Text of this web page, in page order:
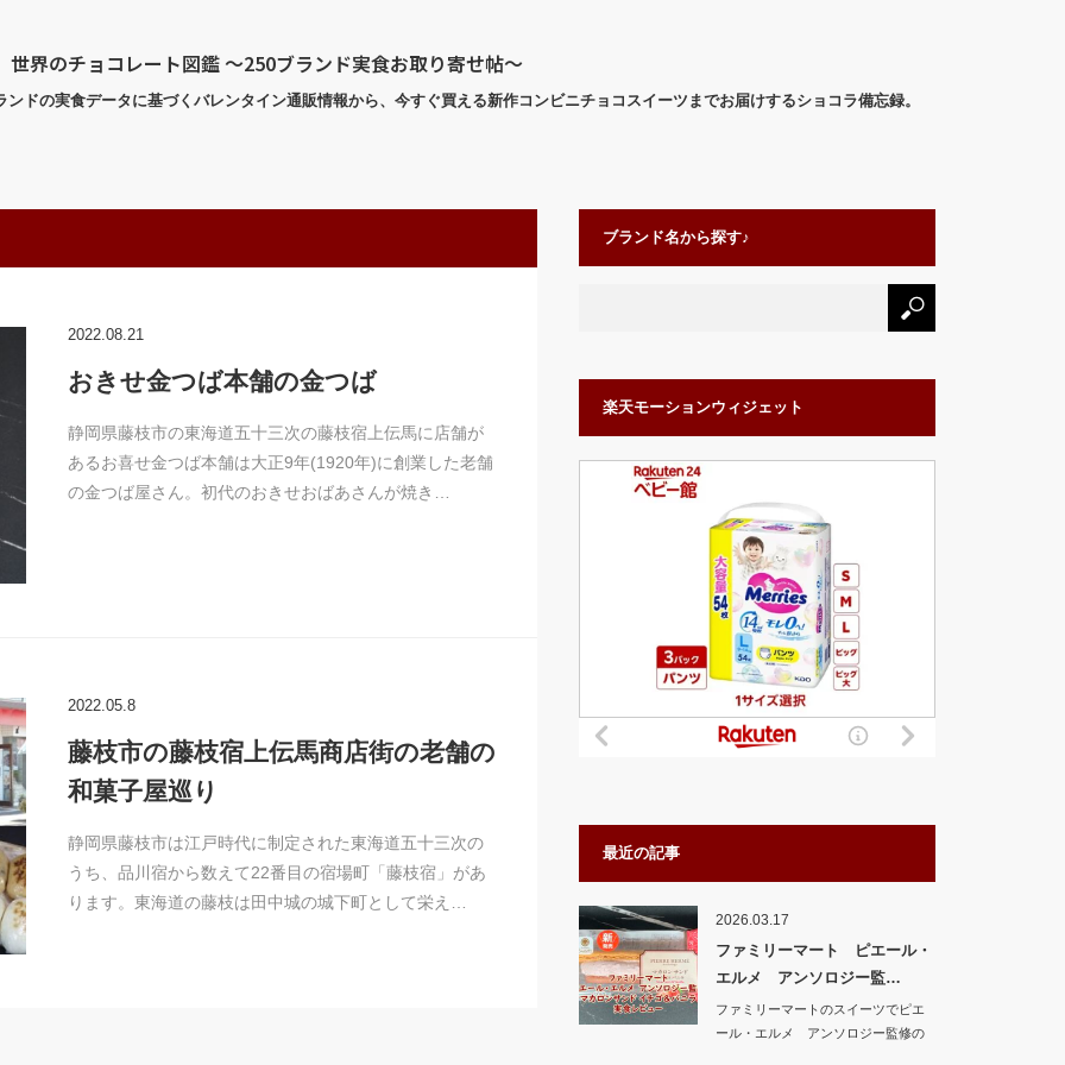
世界のチョコレート図鑑 〜250ブランド実食お取り寄せ帖〜
ドの実食データに基づくバレンタイン通販情報から、今すぐ買える新作コンビニチョコスイーツまでお届けするショコラ備忘録。
2022.08.21
おきせ金つば本舗の金つば
静岡県藤枝市の東海道五十三次の藤枝宿上伝馬に店舗が
あるお喜せ金つば本舗は大正9年(1920年)に創業した老舗
の金つば屋さん。初代のおきせおばあさんが焼き…
2022.05.8
藤枝市の藤枝宿上伝馬商店街の老舗の
和菓子屋巡り
静岡県藤枝市は江戸時代に制定された東海道五十三次の
うち、品川宿から数えて22番目の宿場町「藤枝宿」があ
ります。東海道の藤枝は田中城の城下町として栄え…
ブランド名から探す♪
楽天モーションウィジェット
最近の記事
2026.03.17
ファミリーマート ピエール・
エルメ アンソロジー監…
ファミリーマートのスイーツでピエ
ール・エルメ アンソロジー監修の